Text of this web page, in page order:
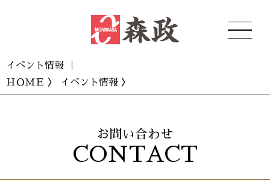
イベント情報 ｜
ＨＯＭＥ 〉 イベント情報 〉
お問い合わせ
CONTACT